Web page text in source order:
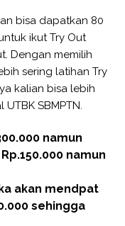
bisa dapatkan 80
ikut Try Out
Dengan memilih
sering latihan Try
kalian bisa lebih
SBMPTN.
namun
namun
akan mendpat
sehingga